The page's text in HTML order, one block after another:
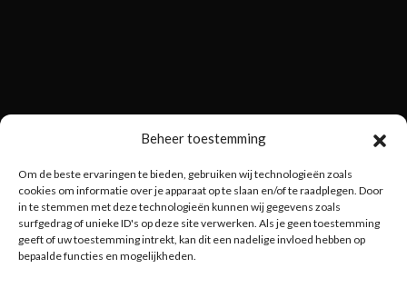
Beheer toestemming
Om de beste ervaringen te bieden, gebruiken wij technologieën zoals
cookies om informatie over je apparaat op te slaan en/of te raadplegen. Door
in te stemmen met deze technologieën kunnen wij gegevens zoals
surfgedrag of unieke ID's op deze site verwerken. Als je geen toestemming
geeft of uw toestemming intrekt, kan dit een nadelige invloed hebben op
bepaalde functies en mogelijkheden.